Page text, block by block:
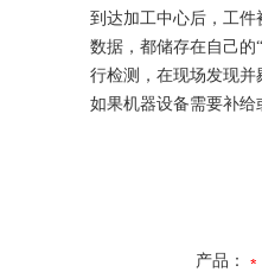
到达加工中心后，工
数据，都储存在自己的
行检测，在现场发现
如果机器设备需要补
产品：